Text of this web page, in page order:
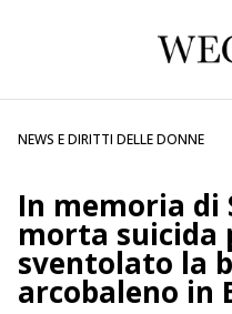
NEWS E DIRITTI DELLE DONNE
In memoria di
morta suicida
sventolato la
arcobaleno in